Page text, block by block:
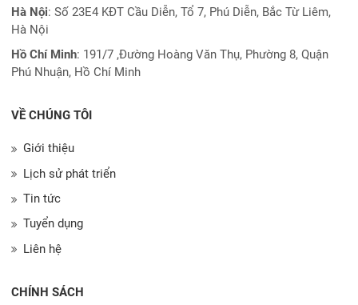
Hà Nội: Số 23E4 KĐT Cầu Diễn, Tổ 7, Phú Diễn, Bắc Từ Liêm,
Hà Nội
Hồ Chí Minh: 191/7 ,Đường Hoàng Văn Thụ, Phường 8, Quận
Phú Nhuận, Hồ Chí Minh
VỀ CHÚNG TÔI
Giới thiệu
Lịch sử phát triển
Tin tức
Tuyển dụng
Liên hệ
CHÍNH SÁCH